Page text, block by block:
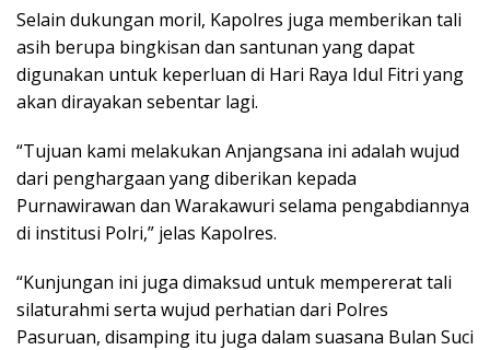
Selain dukungan moril, Kapolres juga memberikan tali
asih berupa bingkisan dan santunan yang dapat
digunakan untuk keperluan di Hari Raya Idul Fitri yang
akan dirayakan sebentar lagi.
“Tujuan kami melakukan Anjangsana ini adalah wujud
dari penghargaan yang diberikan kepada
Purnawirawan dan Warakawuri selama pengabdiannya
di institusi Polri,” jelas Kapolres.
“Kunjungan ini juga dimaksud untuk mempererat tali
silaturahmi serta wujud perhatian dari Polres
Pasuruan, disamping itu juga dalam suasana Bulan Suci